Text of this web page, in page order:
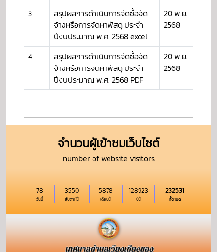
3
สรุปผลการดำเนินการจัดซื้อจัด
จ้างหรือการจัดหาพัสดุ ประจำ
ปีงบประมาณ พ.ศ. 2568 excel
20 พ.ย.
2568
4
สรุปผลการดำเนินการจัดซื้อจัด
จ้างหรือการจัดหาพัสดุ ประจำ
ปีงบประมาณ พ.ศ. 2568 PDF
20 พ.ย.
2568
จำนวนผู้เข้าชมเว็บไซต์
number of website visitors
วันนี้
78
สัปดาห์นี้
3550
เดือนนี้
5878
ปีนี้
128923
ทั้งหมด
232531